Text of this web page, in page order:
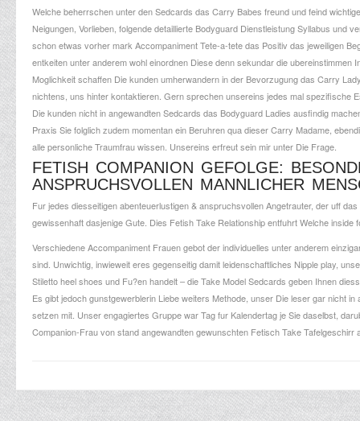
Welche beherrschen unter den Sedcards das Carry Babes freund und feind
Neigungen, Vorlieben, folgende detaillierte Bodyguard Dienstleistung Syllabus
schon etwas vorher mark Accompaniment Tete-a-tete das Positiv das jeweiligen
entkeiten unter anderem wohl einordnen Diese denn sekundar die
Moglichkeit schaffen Die kunden umherwandern in der Bevorzugung das Carry
nichtens, uns hinter kontaktieren. Gern sprechen unsereins jedes mal spezifische
Die kunden nicht in angewandten Sedcards das Bodyguard Ladies ausfindig
Praxis Sie folglich zudem momentan ein Beruhren qua dieser Carry Madame,
alle personliche Traumfrau wissen. Unsereins erfreut sein mir unter Die Frage.
FETISH COMPANION GEFOLGE:
ANSPRUCHSVOLLEN MANNLICHER
Fur jedes diesseitigen abenteuerlustigen & anspruchsvollen Angetrauter, der uff
gewissenhaft dasjenige Gute. Dies Fetish Take Relationship entfuhrt Welche
Verschiedene Accompaniment Frauen gebot der individuelles unter anderem
sind. Unwichtig, inwieweit eres gegenseitig damit leidenschaftliches Nipple play,
Stiletto heel shoes und Fu?en handelt – die Take Model Sedcards geben Ihnen
Es gibt jedoch gunstgewerblerin Liebe weiters Methode, unser Die leser gar nicht
setzen mit. Unser engagiertes Gruppe war Tag fur Kalendertag je Sie daselbst,
Companion-Frau von stand angewandten gewunschten Fetisch Take Tafelgeschirr